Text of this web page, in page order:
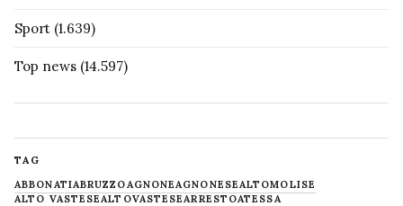
Sport (1.639)
Top news (14.597)
TAG
ABBONATIABRUZZOAGNONEAGNONESEALTOMOLISE
ALTO VASTESEALTOVASTESEARRESTOATESSA